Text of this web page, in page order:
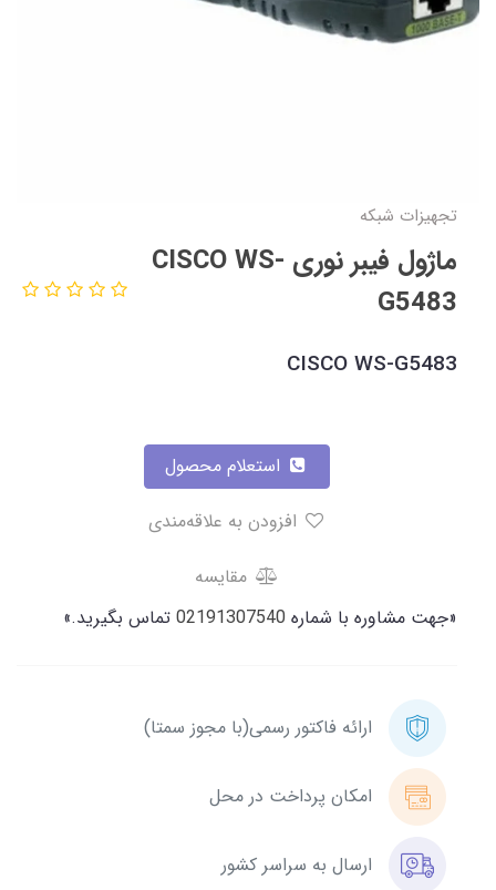
تجهیزات شبکه
ماژول فیبر نوری CISCO WS-
G5483
CISCO WS-G5483
مقایسه
«جهت مشاوره با شماره 02191307540 تماس بگیرید.»
ارائه فاکتور رسمی(با مجوز سمتا)
امکان پرداخت در محل
ارسال به سراسر کشور